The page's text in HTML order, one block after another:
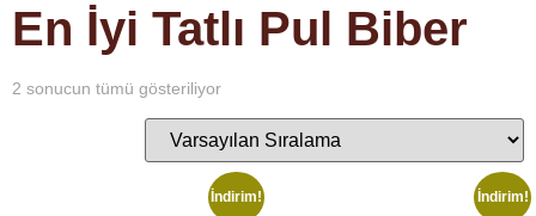
En İyi Tatlı Pul Biber
2 sonucun tümü gösteriliyor
İndirim! İndirim!